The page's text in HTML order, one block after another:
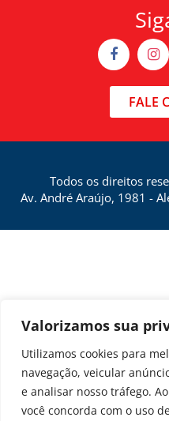
Valorizamos sua
Utilizamos cookies para
navegação, veicular
e analisar nosso tráfego.
você concorda com o uso
FALE
Todos os direitos
Av. André Araújo, 1981 -